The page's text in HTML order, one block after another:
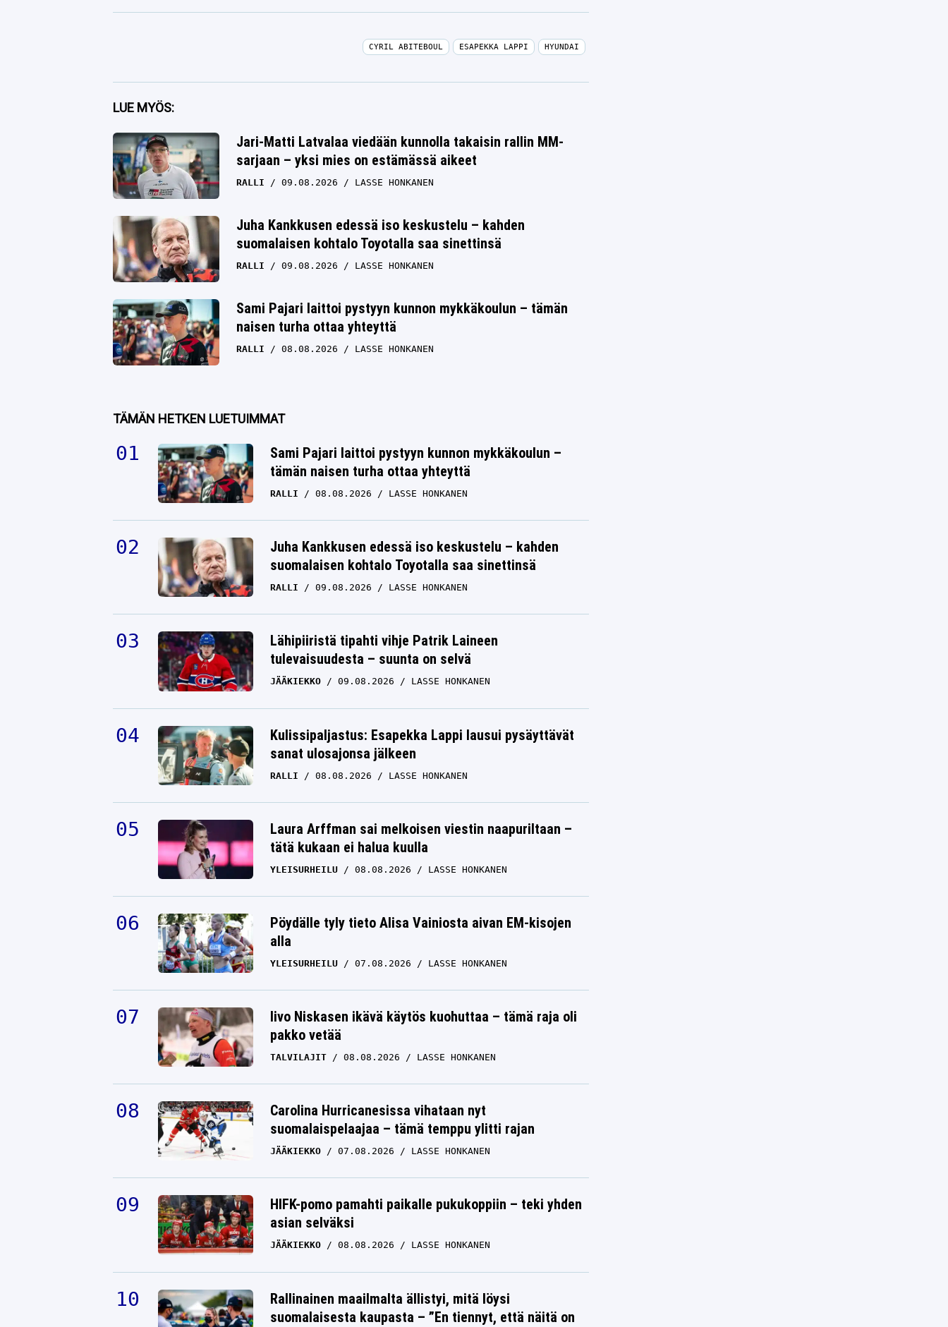
Facebook
Twitter
Whatsapp
CYRIL ABITEBOUL ESAPEKKA LAPPI HYUNDAI
LUE MYÖS:
Jari-Matti Latvalaa viedään kunnolla takaisin rallin MM-
sarjaan – yksi mies on estämässä aikeet
RALLI 09.08.2026 LASSE HONKANEN
Juha Kankkusen edessä iso keskustelu – kahden
suomalaisen kohtalo Toyotalla saa sinettinsä
RALLI 09.08.2026 LASSE HONKANEN
Sami Pajari laittoi pystyyn kunnon mykkäkoulun – tämän
naisen turha ottaa yhteyttä
RALLI 08.08.2026 LASSE HONKANEN
TÄMÄN HETKEN LUETUIMMAT
Sami Pajari laittoi pystyyn kunnon mykkäkoulun –
tämän naisen turha ottaa yhteyttä
RALLI 08.08.2026 LASSE HONKANEN
Juha Kankkusen edessä iso keskustelu – kahden
suomalaisen kohtalo Toyotalla saa sinettinsä
RALLI 09.08.2026 LASSE HONKANEN
Lähipiiristä tipahti vihje Patrik Laineen
tulevaisuudesta – suunta on selvä
JÄÄKIEKKO 09.08.2026 LASSE HONKANEN
Kulissipaljastus: Esapekka Lappi lausui pysäyttävät
sanat ulosajonsa jälkeen
RALLI 08.08.2026 LASSE HONKANEN
Laura Arffman sai melkoisen viestin naapuriltaan –
tätä kukaan ei halua kuulla
YLEISURHEILU 08.08.2026 LASSE HONKANEN
Pöydälle tyly tieto Alisa Vainiosta aivan EM-kisojen
alla
YLEISURHEILU 07.08.2026 LASSE HONKANEN
Iivo Niskasen ikävä käytös kuohuttaa – tämä raja oli
pakko vetää
TALVILAJIT 08.08.2026 LASSE HONKANEN
Carolina Hurricanesissa vihataan nyt
suomalaispelaajaa – tämä temppu ylitti rajan
JÄÄKIEKKO 07.08.2026 LASSE HONKANEN
HIFK-pomo pamahti paikalle pukukoppiin – teki yhden
asian selväksi
JÄÄKIEKKO 08.08.2026 LASSE HONKANEN
Rallinainen maailmalta ällistyi, mitä löysi
suomalaisesta kaupasta – ”En tiennyt, että näitä on